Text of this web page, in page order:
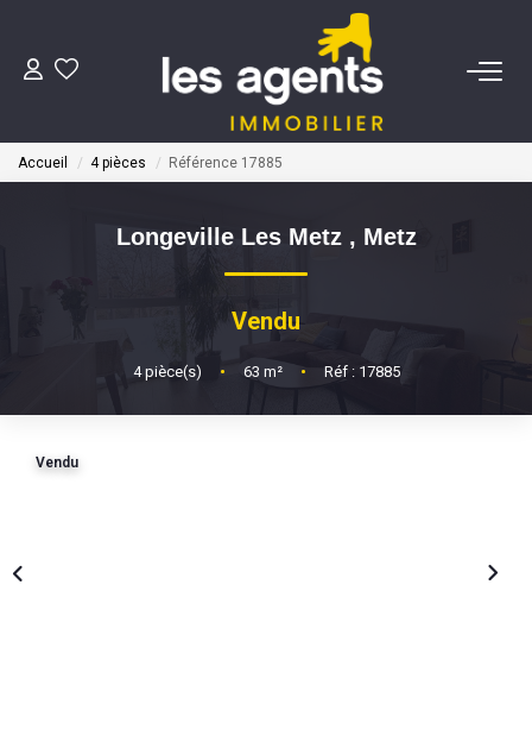
ACHETER
NOS AGENTS
CONTACT
Accueil 4 pièces Référence 17885
Longeville Les Metz , Metz
Vendu
4pièce(s) • 63 m² • Réf : 17885
Vendu